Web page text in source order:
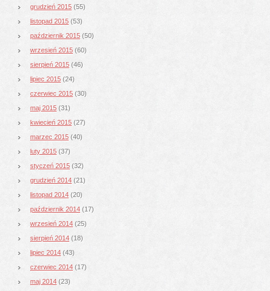
grudzień 2015 (55)
listopad 2015 (53)
październik 2015 (50)
wrzesień 2015 (60)
sierpień 2015 (46)
lipiec 2015 (24)
czerwiec 2015 (30)
maj 2015 (31)
kwiecień 2015 (27)
marzec 2015 (40)
luty 2015 (37)
styczeń 2015 (32)
grudzień 2014 (21)
listopad 2014 (20)
październik 2014 (17)
wrzesień 2014 (25)
sierpień 2014 (18)
lipiec 2014 (43)
czerwiec 2014 (17)
maj 2014 (23)